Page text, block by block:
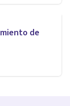
de